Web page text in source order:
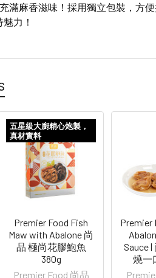
滿麻香滋味！採用獨立包裝，方
力！
五星級大廚精心炮製，
真材實料
Premier Food Fish
Maw with Abalone 尚
品 極尚花膠鮑魚
380g
Premier Food 尚品
Premier
Sauce
燒一